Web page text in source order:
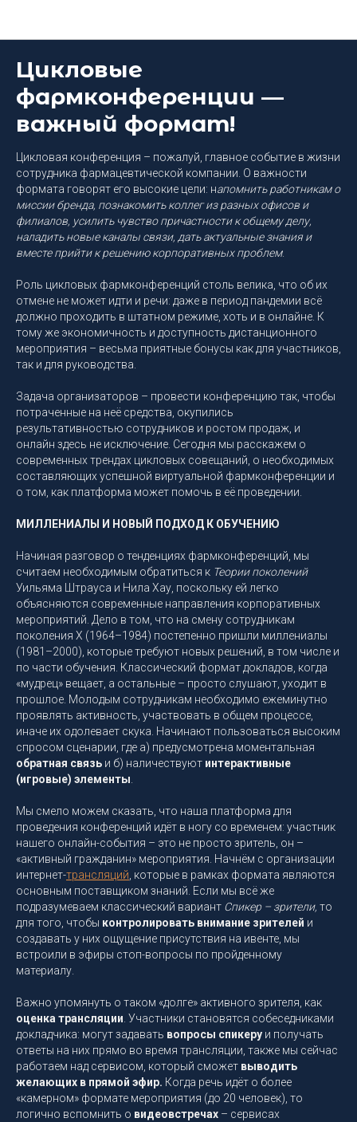
Цикловые
фармконференции —
важный формат!
Цикловая конференция – пожалуй, главное событие в жизни
сотрудника фармацевтической компании. О важности
формата говорят его высокие цели: напомнить работникам о
миссии бренда, познакомить коллег из разных офисов и
филиалов, усилить чувство причастности к общему делу,
наладить новые каналы связи, дать актуальные знания и
вместе прийти к решению корпоративных проблем.
Роль цикловых фармконференций столь велика, что об их
отмене не может идти и речи: даже в период пандемии всё
должно проходить в штатном режиме, хоть и в онлайне. К
тому же экономичность и доступность дистанционного
мероприятия – весьма приятные бонусы как для участников,
так и для руководства.
Задача организаторов – провести конференцию так, чтобы
потраченные на неё средства, окупились
результативностью сотрудников и ростом продаж, и
онлайн здесь не исключение. Сегодня мы расскажем о
современных трендах цикловых совещаний, о необходимых
составляющих успешной виртуальной фармконференции и
о том, как платформа может помочь в её проведении.
МИЛЛЕНИАЛЫ И НОВЫЙ ПОДХОД К ОБУЧЕНИЮ
Начиная разговор о тенденциях фармконференций, мы
считаем необходимым обратиться к Теории поколений
Уильяма Штрауса и Нила Хау, поскольку ей легко
объясняются современные направления корпоративных
мероприятий. Дело в том, что на смену сотрудникам
поколения X (1964–1984) постепенно пришли миллениалы
(1981–2000), которые требуют новых решений, в том числе и
по части обучения. Классический формат докладов, когда
«мудрец» вещает, а остальные – просто слушают, уходит в
прошлое. Молодым сотрудникам необходимо ежеминутно
проявлять активность, участвовать в общем процессе,
иначе их одолевает скука. Начинают пользоваться высоким
спросом сценарии, где а) предусмотрена моментальная
обратная связь и б) наличествуют интерактивные
(игровые) элементы
Мы смело можем сказать, что наша платформа для
проведения конференций идёт в ногу со временем: участник
нашего онлайн-события – это не просто зритель, он –
«активный гражданин» мероприятия. Начнём с организации
интернет-трансляций , которые в рамках формата являются
основным поставщиком знаний. Если мы всё же
подразумеваем классический вариант Спикер – зрители, то
для того, чтобы контролировать внимание зрителей и
создавать у них ощущение присутствия на ивенте, мы
встроили в эфиры стоп-вопросы по пройденному
материалу.
Важно упомянуть о таком «долге» активного зрителя, как
оценка трансляции . Участники становятся собеседниками
докладчика: могут задавать вопросы спикеру и получать
ответы на них прямо во время трансляции, также мы сейчас
работаем над сервисом, который сможет выводить
желающих в прямой эфир. Когда речь идёт о более
«камерном» формате мероприятия (до 20 человек), то
логично вспомнить о видеовстречах – сервисах